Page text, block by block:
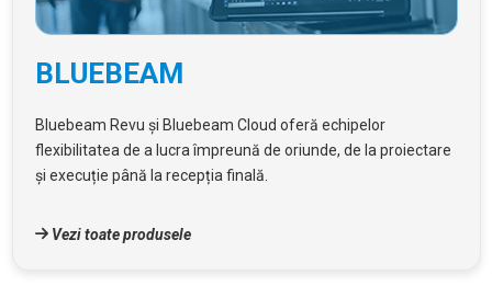
BLUEBEAM
Bluebeam Revu și Bluebeam Cloud oferă echipelor
flexibilitatea de a lucra împreună de oriunde, de la proiectare
și execuție până la recepția finală.
Vezi toate produsele